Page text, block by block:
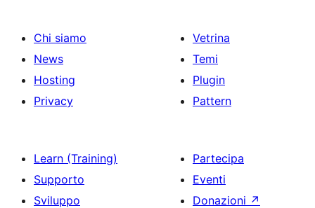
Chi siamo
News
Hosting
Privacy
Vetrina
Temi
Plugin
Pattern
Learn (Training)
Supporto
Sviluppo
Partecipa
Eventi
Donazioni ↗